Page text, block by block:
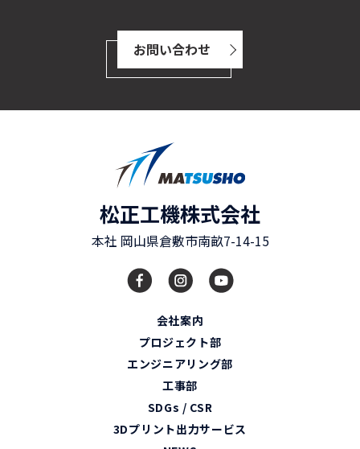
お問い合わせ
松正工機株式会社
本社 岡山県倉敷市南畝7-14-15
会社案内
プロジェクト部
エンジニアリング部
工事部
SDGs / CSR
3Dプリント出力サービス